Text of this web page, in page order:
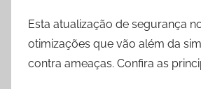
Esta atualização de segurança
otimizações que vão além da
contra ameaças. Confira as